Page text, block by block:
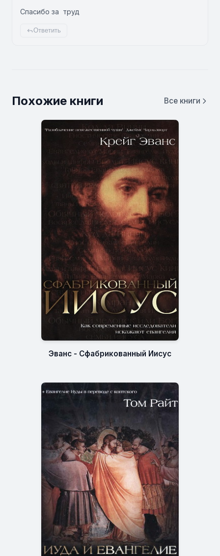
Спасибо за труд
Ответить
Похожие книги Все книги
Эванс - Сфабрикованный Иисус